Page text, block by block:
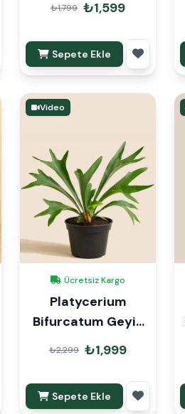
₺1,799 ₺1,599
Sepete Ekle
Video
Ücretsiz Kargo
Platycerium
Bifurcatum Geyik
Boynuzu Eğrelti
₺2,299 ₺1,999
Sepete Ekle